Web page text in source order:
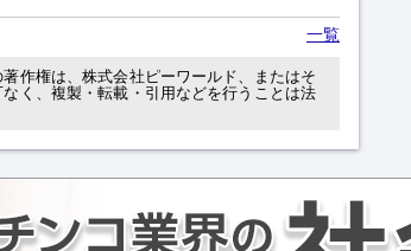
一覧
作権は、株式会社ピーワールド、またはそ
く、複製・転載・引用などを行うことは法